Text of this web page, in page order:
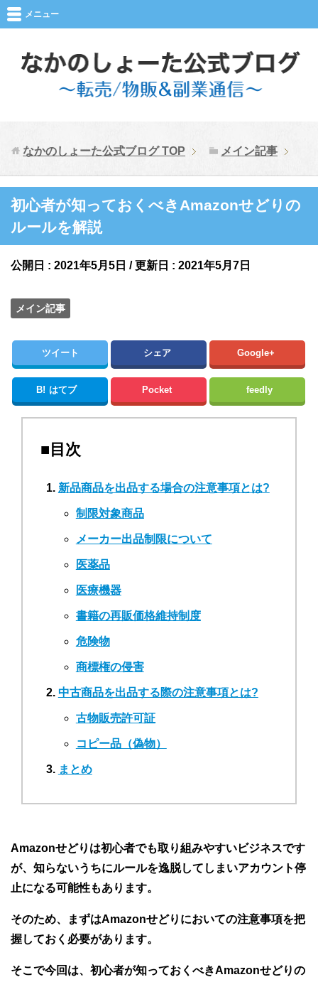
メニュー
なかのしょーた公式ブログTOP メイン記事
初心者が知っておくべきAmazonせどりの
ルールを解説
公開日 : 2021年5月5日 / 更新日 : 2021年5月7日
メイン記事
ツイート シェア Google+
B! はてブ Pocket feedly
■目次
新品商品を出品する場合の注意事項とは?
制限対象商品
メーカー出品制限について
医薬品
医療機器
書籍の再販価格維持制度
危険物
商標権の侵害
中古商品を出品する際の注意事項とは?
古物販売許可証
コピー品（偽物）
まとめ
Amazonせどりは初心者でも取り組みやすいビジネスです
が、知らないうちにルールを逸脱してしまいアカウント停
止になる可能性もあります。
そのため、まずはAmazonせどりにおいての注意事項を把
握しておく必要があります。
そこで今回は、初心者が知っておくべきAmazonせどりの